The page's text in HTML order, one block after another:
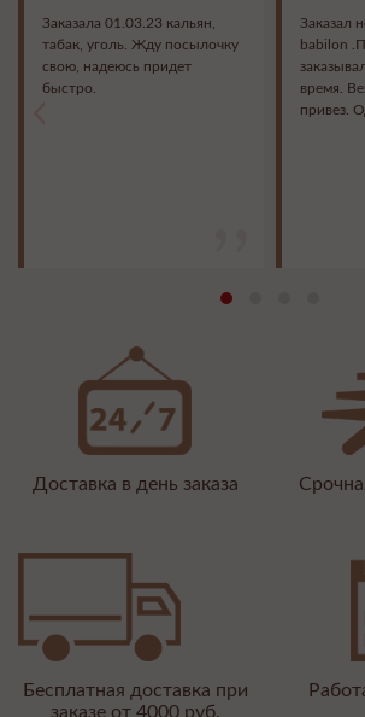
Заказала 01.03.23 кальян,
табак, уголь. Жду посылочку
свою, надеюсь придет
быстро.
Заказал
babilon
время.
привез.
Доставка в день заказа
Бесплатная доставка при
заказе от 4000 руб.